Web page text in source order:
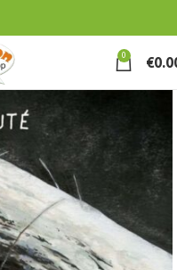
0 €